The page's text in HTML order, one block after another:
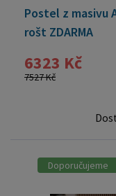
Postel z masivu
rošt ZDARMA
6323 Kč
7527 Kč
Doporučujeme